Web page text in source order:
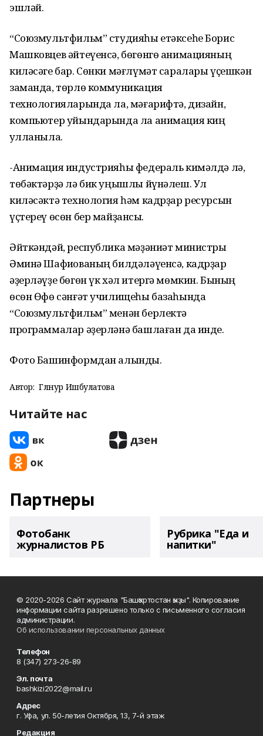
эшләй.
“Союзмультфильм” студияһы етәксеһе Борис
Машковцев әйтеүенсә, бөгөнгө анимацияның
киләсәге бар. Сөнки мәғлүмәт саралары үҫешкән
заманда, төрлө коммуникация
технологияларында ла, мәғарифтә, дизайн,
компьютер уйындарында ла анимация киң
ҡулланыла.
-Анимация индустрияһы федераль кимәлдә лә,
төбәктәрҙә лә бик уңышлы йүнәлеш. Ул
киләсәктә технология һәм кадрҙар ресурсын
үҫтереү өсөн бер майҙансыҡ.
Әйткәндәй, республика мәҙәниәт министры
Әминә Шафиҡованың билдәләүенсә, кадрҙар
әҙерләүҙе бөгөн үк хәл итергә мөмкин. Бының
өсөн Өфө сәнғәт училищеһы базаһында
“Союзмультфильм” менән берлектә
программалар әҙерләнә башлаған да инде.
Фото Башинформдан алынды.
Автор: Гөлнур Ишбулатова
Читайте нас
Партнеры
Фотобанк
журналистов РБ
Рубрика "Еда и
напитки"
© 2020-2026 Сайт журнала "Башҡортостан ҡыҙы". Копирование
информации сайта разрешено только с письменного согласия
администрации.
Об использовании персональных данных
Телефон
8 (347) 273-26-89
Эл. почта
bashkizi2022@mail.ru
Адрес
г. Уфа, ул. 50-летия Октября, 13, 7-й этаж
Редакция